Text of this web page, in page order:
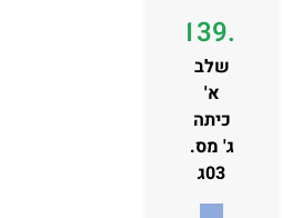
139.00
שלב
א'
כיתה
ג' מס.
03ג